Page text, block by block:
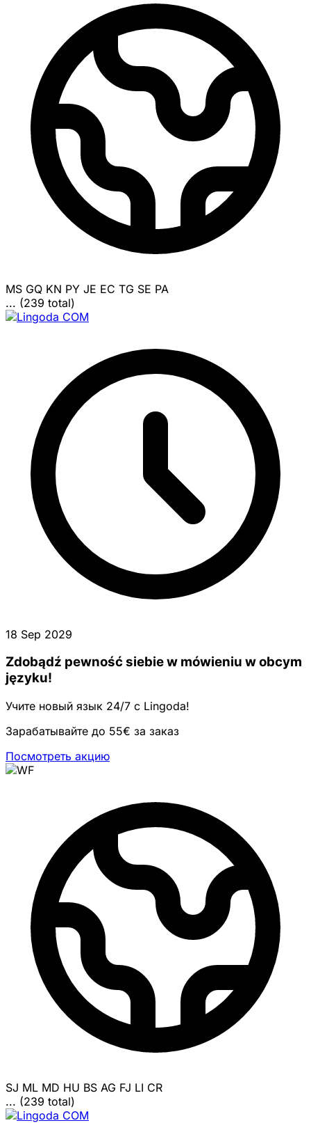
MS GQ KN PY JE EC TG SE PA
... (239 total)
18 Sep 2029
Zdobądź pewność siebie w mówieniu w obcym
języku!
Учите новый язык 24/7 с Lingoda!
Зарабатывайте до 55€ за заказ
Посмотреть акцию
SJ ML MD HU BS AG FJ LI CR
... (239 total)